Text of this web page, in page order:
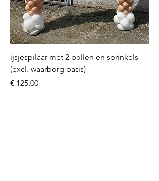
ijsjespilaar met 2 bollen en sprinkels
(excl. waarborg basis)
Prijs
€ 125,00
Prijs
€